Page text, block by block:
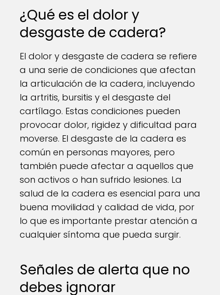
¿Qué es el dolor y
desgaste de cadera?
El dolor y desgaste de cadera se refiere
a una serie de condiciones que afectan
la articulación de la cadera, incluyendo
la artritis, bursitis y el desgaste del
cartílago. Estas condiciones pueden
provocar dolor, rigidez y dificultad para
moverse. El desgaste de la cadera es
común en personas mayores, pero
también puede afectar a aquellos que
son activos o han sufrido lesiones. La
salud de la cadera es esencial para una
buena movilidad y calidad de vida, por
lo que es importante prestar atención a
cualquier síntoma que pueda surgir.
Señales de alerta que no
debes ignorar